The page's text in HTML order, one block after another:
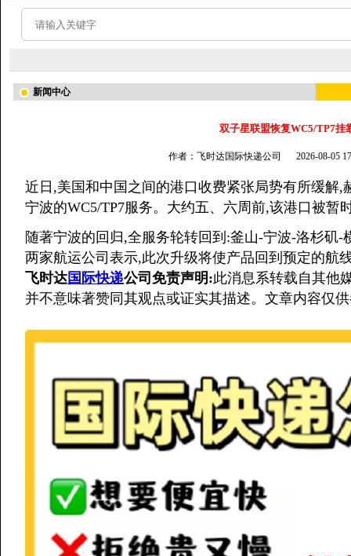
新闻中心
双子星联盟恢复WC5/TP7挂
作者：飞时达国际快递公司 2026-08-05
近日,美国和中国之间的港口收费紧张局势有所缓解
宁波的WC5/TP7服务。大约五、六周前,该港口被暂
随著宁波的回归,全服务轮转回到:釜山-宁波-洛杉矶-
两家航运公司表示,此次升级将使产品回到预定的航
飞时达国际快递公司免责声明:此消息系转载自其他
并不意味著赞同其观点或证实其描述。文章内容仅